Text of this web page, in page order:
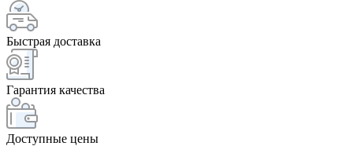
Быстрая доставка
Гарантия качества
Доступные цены